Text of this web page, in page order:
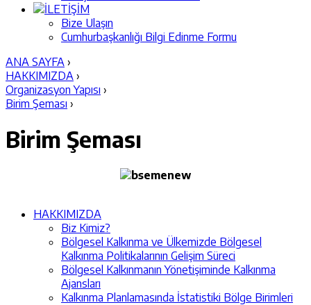
İLETİŞİM
Bize Ulaşın
Cumhurbaşkanlığı Bilgi Edinme Formu
ANA SAYFA ›
HAKKIMIZDA ›
Organizasyon Yapısı ›
Birim Şeması ›
Birim Şeması
HAKKIMIZDA
Biz Kimiz?
Bölgesel Kalkınma ve Ülkemizde Bölgesel
Kalkınma Politikalarının Gelişim Süreci
Bölgesel Kalkınmanın Yönetişiminde Kalkınma
Ajansları
Kalkınma Planlamasında İstatistiki Bölge Birimleri